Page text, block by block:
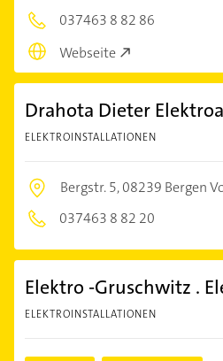
037463 8 82 86
Webseite
Drahota Dieter
ELEKTROINSTALLATIONEN
Bergstr. 5,08239 Bergen
037463 8 82 20
Elektro -Gruschwitz .
ELEKTROINSTALLATIONEN